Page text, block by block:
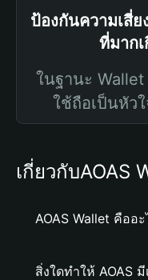
ป้องกันความเสี่
ที่มาก
ในฐานะ
ใช้ถือเป็นหัว
เกี่ยวกับAOAS
AOAS Wallet คืออะ
สิ่งใดทำให้ AOAS